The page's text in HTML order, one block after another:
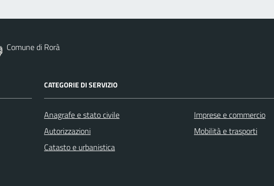
Comune di Rorà
CATEGORIE DI SERVIZIO
Anagrafe e stato civile
Autorizzazioni
Catasto e urbanistica
Imprese e commercio
Mobilità e trasporti